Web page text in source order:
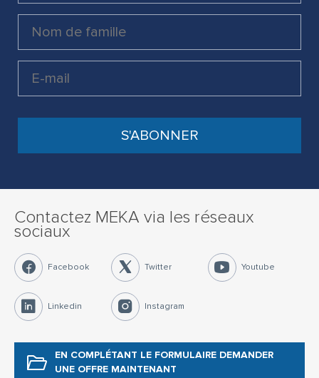
Contactez MEKA via les réseaux
sociaux
Facebook Twitter Youtube
Linkedin Instagram
EN COMPLÉTANT LE FORMULAIRE DEMANDER
UNE OFFRE MAINTENANT